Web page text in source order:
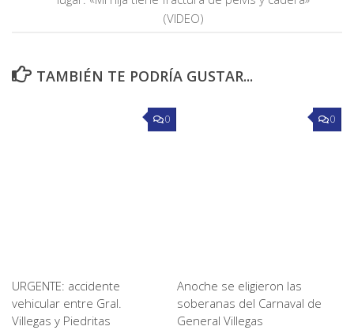
(VIDEO)
TAMBIÉN TE PODRÍA GUSTAR...
0
URGENTE: accidente
vehicular entre Gral.
Villegas y Piedritas
0
Anoche se eligieron las
soberanas del Carnaval de
General Villegas